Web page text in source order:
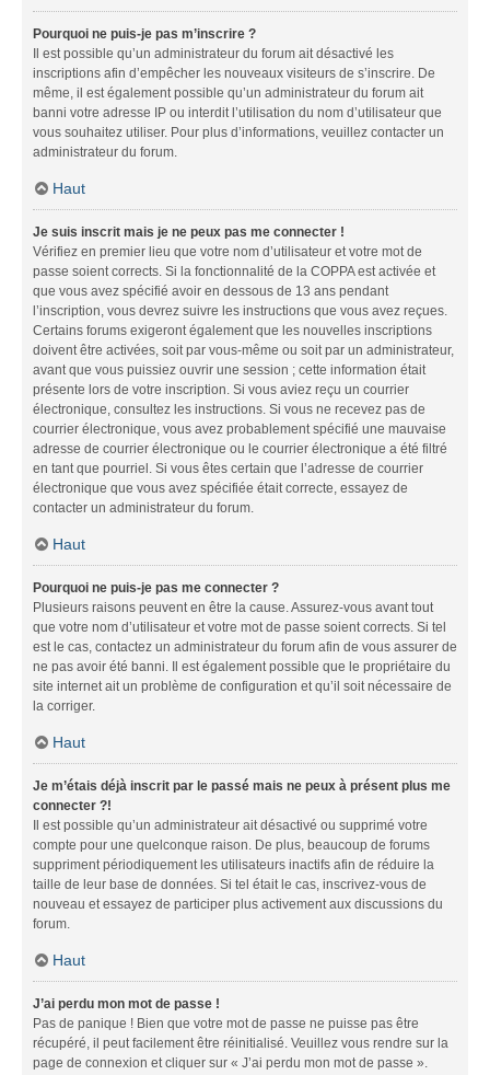
Pourquoi ne puis-je pas m’inscrire ?
Il est possible qu’un administrateur du forum ait désactivé les
inscriptions afin d’empêcher les nouveaux visiteurs de s’inscrire. De
même, il est également possible qu’un administrateur du forum ait
banni votre adresse IP ou interdit l’utilisation du nom d’utilisateur que
vous souhaitez utiliser. Pour plus d’informations, veuillez contacter un
administrateur du forum.
Haut
Je suis inscrit mais je ne peux pas me connecter !
Vérifiez en premier lieu que votre nom d’utilisateur et votre mot de
passe soient corrects. Si la fonctionnalité de la COPPA est activée et
que vous avez spécifié avoir en dessous de 13 ans pendant
l’inscription, vous devrez suivre les instructions que vous avez reçues.
Certains forums exigeront également que les nouvelles inscriptions
doivent être activées, soit par vous-même ou soit par un administrateur,
avant que vous puissiez ouvrir une session ; cette information était
présente lors de votre inscription. Si vous aviez reçu un courrier
électronique, consultez les instructions. Si vous ne recevez pas de
courrier électronique, vous avez probablement spécifié une mauvaise
adresse de courrier électronique ou le courrier électronique a été filtré
en tant que pourriel. Si vous êtes certain que l’adresse de courrier
électronique que vous avez spécifiée était correcte, essayez de
contacter un administrateur du forum.
Haut
Pourquoi ne puis-je pas me connecter ?
Plusieurs raisons peuvent en être la cause. Assurez-vous avant tout
que votre nom d’utilisateur et votre mot de passe soient corrects. Si tel
est le cas, contactez un administrateur du forum afin de vous assurer de
ne pas avoir été banni. Il est également possible que le propriétaire du
site internet ait un problème de configuration et qu’il soit nécessaire de
la corriger.
Haut
Je m’étais déjà inscrit par le passé mais ne peux à présent plus me
connecter ?!
Il est possible qu’un administrateur ait désactivé ou supprimé votre
compte pour une quelconque raison. De plus, beaucoup de forums
suppriment périodiquement les utilisateurs inactifs afin de réduire la
taille de leur base de données. Si tel était le cas, inscrivez-vous de
nouveau et essayez de participer plus activement aux discussions du
forum.
Haut
J’ai perdu mon mot de passe !
Pas de panique ! Bien que votre mot de passe ne puisse pas être
récupéré, il peut facilement être réinitialisé. Veuillez vous rendre sur la
page de connexion et cliquer sur « J’ai perdu mon mot de passe ».